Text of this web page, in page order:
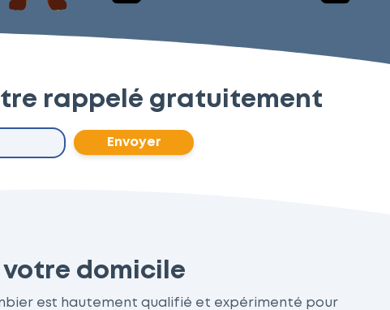
rappelé gratuitement
Envoyer
domicile
est hautement qualifié et expérimenté pour